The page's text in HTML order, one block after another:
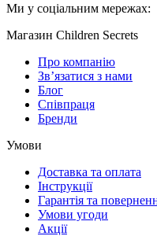
Ми у соціальним мережах:
Магазин Children Secrets
Про компанію
Зв’язатися з нами
Блог
Співпраця
Бренди
Умови
Доставка та оплата
Інструкції
Гарантія та
Умови угоди
Акції